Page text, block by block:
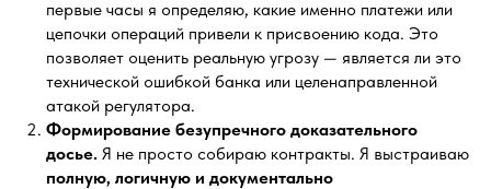
первые часы я определяю, какие именно платежи или
цепочки операций привели к присвоению кода. Это
позволяет оценить реальную угрозу — является ли это
технической ошибкой банка или целенаправленной
атакой регулятора.
Формирование безупречного доказательного
досье. Я не просто собираю контракты. Я выстраиваю
полную, логичную и документально